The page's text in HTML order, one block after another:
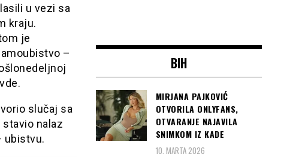
u vezi sa
kraju.
je
–
slučaj sa
nalaz
ubistvu.
BIH
MIRJANA PAJKOVIĆ
OTVORILA ONLYFANS,
OTVARANJE NAJAVILA
SNIMKOM IZ KADE
10. MARTA 2026